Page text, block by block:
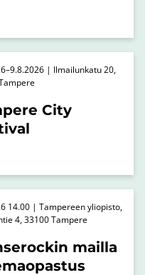
City
| Ilmailunkatu 20,
mailla
14.00 | Tampereen yliopisto,
4, 33100 Tampere